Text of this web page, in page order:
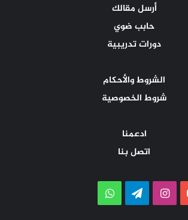
أرسل مقالك
حابب ضوي
دورات تدريبية
الشروط والأحكام
شروط الخصوصية
ادعمنا
اتصل بنا
‫YouTubeانستقرامتيلقرامواتساب